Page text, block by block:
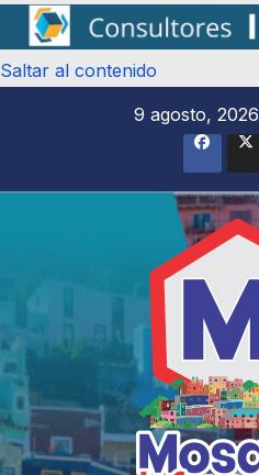
Saltar al contenido
9 agosto, 2026